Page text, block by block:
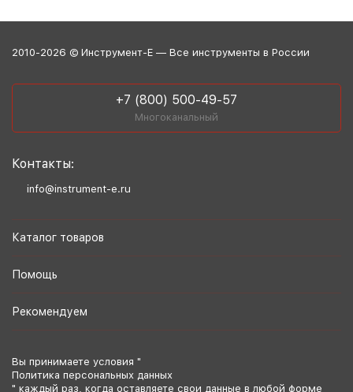
2010-2026 © Инструмент-Е — Все инструменты в России
+7 (800) 500-49-57
Многоканальный
Контакты:
info@instrument-e.ru
Каталог товаров
Помощь
Рекомендуем
Вы принимаете условия "
Политика персональных данных
" каждый раз, когда оставляете свои данные в любой форме